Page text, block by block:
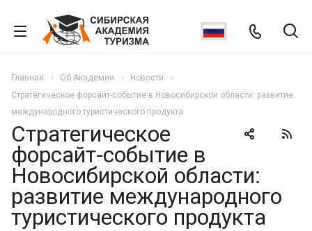
Главная Об Академии
Новости
Стратегическое форсайт-событие в Новосибирской области: развитие
международного туристического продукта
Стратегическое
форсайт-событие в
Новосибирской области:
развитие международного
туристического продукта